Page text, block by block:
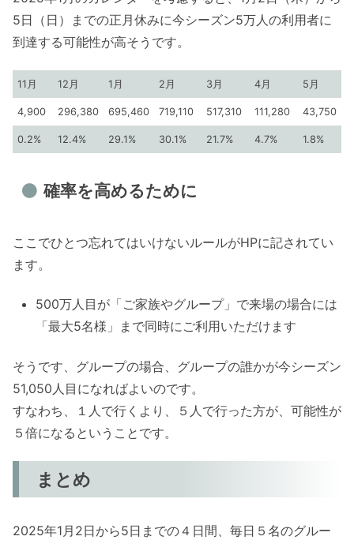
5日（日）までの正月休みに今シーズン5万人の利用者に
到達する可能性が高そうです。
11月 12月 1月 2月 3月 4月 5月
4,900 296,380 695,460 719,110 517,310 111,280 43,750
0.2% 12.4% 29.1% 30.1% 21.7% 4.7% 1.8%
確率を高めるために
ここでひとつ忘れてはいけないルールがHPに記されてい
ます。
500万人目が「ご家族やグループ」で来場の場合には
「最大5名様」まで同時にご利用いただけます
そうです、グループの場合、グループの誰かが今シーズン
51,050人目になればよいのです。
すなわち、１人で行くより、５人で行った方が、可能性が
５倍になるということです。
まとめ
2025年1月2日から5日までの４日間、毎日５名のグルー